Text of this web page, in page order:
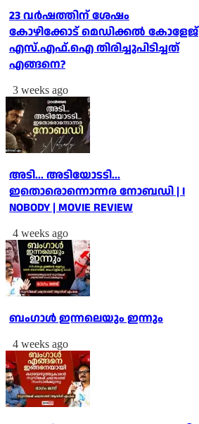
23 വർഷത്തിന് ശേഷം
കോഴിക്കോട് മെഡിക്കൽ കോളേജ്
എസ്.എഫ്.ഐ തിരിച്ചുപിടിച്ചത്
എങ്ങനെ?
3 weeks ago
അടി... അടിയോടടി...
ഇതൊരൊന്നൊന്നര നോബഡി | I
NOBODY | MOVIE REVIEW
4 weeks ago
ബംഗാള്‍ ഇന്നലെയും ഇന്നും
4 weeks ago